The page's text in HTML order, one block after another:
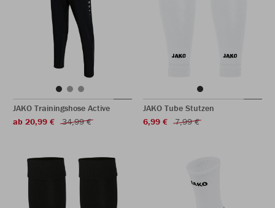
JAKO Trainingshose Active
ab 20,99 €
34,99 €
JAKO Tube Stutzen
6,99 €
7,99 €